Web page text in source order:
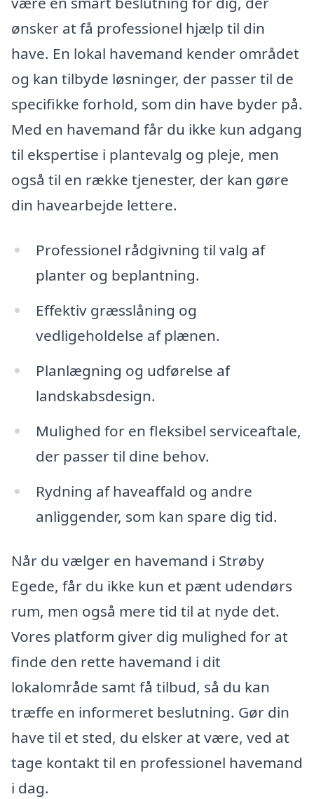
ønsker at få professionel hjælp til din
have. En lokal havemand kender området
og kan tilbyde løsninger, der passer til de
specifikke forhold, som din have byder på.
Med en havemand får du ikke kun adgang
til ekspertise i plantevalg og pleje, men
også til en række tjenester, der kan gøre
din havearbejde lettere.
Professionel rådgivning til valg af
planter og beplantning.
Effektiv græsslåning og
vedligeholdelse af plænen.
Planlægning og udførelse af
landskabsdesign.
Mulighed for en fleksibel serviceaftale,
der passer til dine behov.
Rydning af haveaffald og andre
anliggender, som kan spare dig tid.
Når du vælger en havemand i Strøby
Egede, får du ikke kun et pænt udendørs
rum, men også mere tid til at nyde det.
Vores platform giver dig mulighed for at
finde den rette havemand i dit
lokalområde samt få tilbud, så du kan
træffe en informeret beslutning. Gør din
have til et sted, du elsker at være, ved at
tage kontakt til en professionel havemand
i dag.